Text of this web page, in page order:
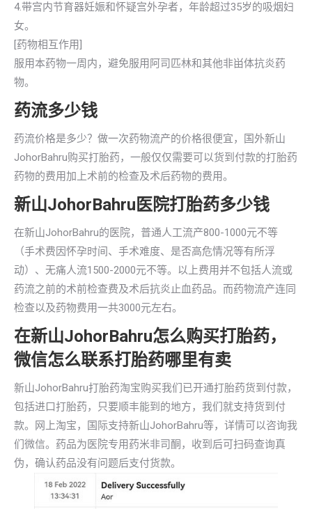
4.带宫内节育器妊娠和怀疑宫外孕者，年龄超过35岁的吸烟妇
女。
[药物相互作用]
服用本药物一周内，避免服用阿司匹林和其他非畄体抗炎药
物。
药流多少钱
药流价格是多少？做一次药物流产的价格很便宜，国外新山
JohorBahru购买打胎药，一般仅仅需要可以货到付款的打胎药
药物的费用加上术前的检查及术后药物的费用。
新山JohorBahru医院打胎药多少钱
在新山JohorBahru的医院，普通人工流产800-1000元不等
（手术费因怀孕时间、手术难度、是否高危情况等有所浮
动）、无痛人流1500-2000元不等。以上费用并不包括人流或
药流之前的术前检查费及术后抗炎止血药品。而药物流产连同
检查以及药物费用一共3000元左右。
在新山JohorBahru怎么购买打胎药，
微信怎么联系打胎药哪里有卖
新山JohorBahru打胎药淘宝购买我们已开通打胎药货到付款，
包括进口打胎药，只要顺丰能到的地方，我们就支持货到付
款。网上淘宝，国际支持新山JohorBahru等，详情可以咨询我
们微信。药品为医院专用药米非司酮，收到后可扫码查询真
伪，确认药品没有问题后支付货款。